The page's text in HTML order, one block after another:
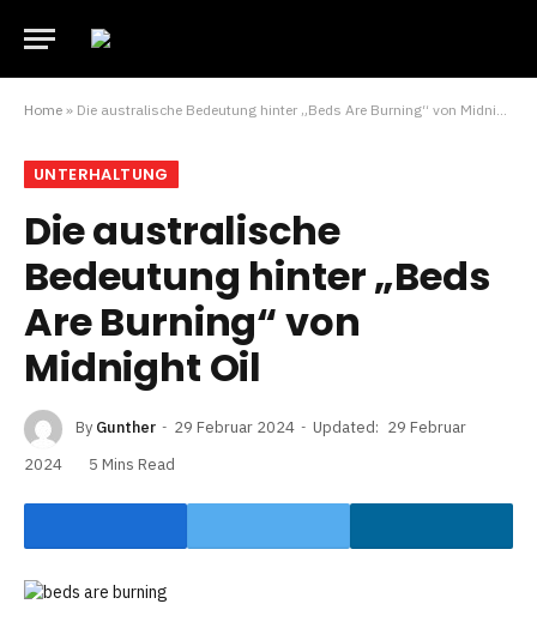
Home » Die australische Bedeutung hinter „Beds Are Burning“ von Midnight Oil
UNTERHALTUNG
Die australische
Bedeutung hinter „Beds
Are Burning“ von
Midnight Oil
By Gunther 29 Februar 2024 Updated: 29 Februar
2024
5 Mins Read